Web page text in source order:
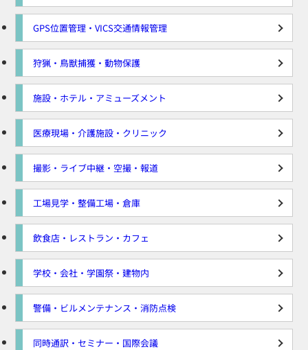
GPS位置管理・VICS交通情報管理
狩猟・鳥獣捕獲・動物保護
施設・ホテル・アミューズメント
医療現場・介護施設・クリニック
撮影・ライブ中継・空撮・報道
工場見学・整備工場・倉庫
飲食店・レストラン・カフェ
学校・会社・学園祭・建物内
警備・ビルメンテナンス・消防点検
同時通訳・セミナー・国際会議